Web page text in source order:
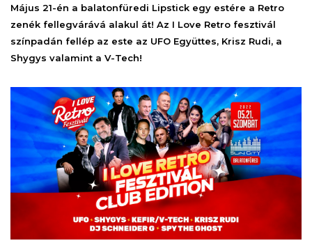
Május 21-én a balatonfüredi Lipstick egy estére a Retro
zenék fellegvárává alakul át! Az I Love Retro fesztivál
színpadán fellép az este az UFO Együttes, Krisz Rudi, a
Shygys valamint a V-Tech!